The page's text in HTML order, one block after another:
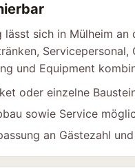
lässt sich in Mülheim an
Servicepersonal,
und Equipment
oder einzelne
sowie Service
an Gästezahl